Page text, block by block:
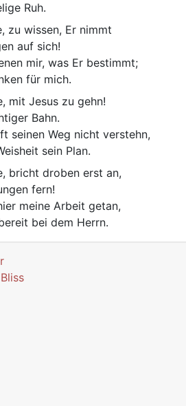
Ruh.
zu wissen, Er nimmt
auf sich!
mir, was Er bestimmt;
für mich.
mit Jesus zu gehn!
Bahn.
seinen Weg nicht verstehn,
sein Plan.
bricht droben erst an,
fern!
meine Arbeit getan,
bei dem Herrn.